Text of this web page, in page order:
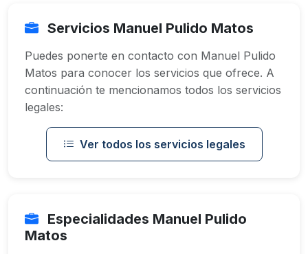
Servicios Manuel Pulido Matos
Puedes ponerte en contacto con Manuel Pulido
Matos para conocer los servicios que ofrece. A
continuación te mencionamos todos los servicios
legales:
Ver todos los servicios legales
Especialidades Manuel Pulido
Matos